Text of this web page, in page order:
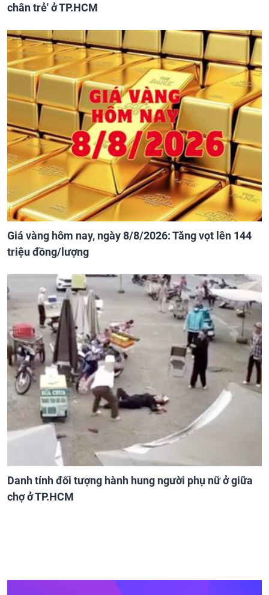
chân trẻ' ở TP.HCM
Giá vàng hôm nay, ngày 8/8/2026: Tăng vọt lên 144
triệu đồng/lượng
Danh tính đối tượng hành hung người phụ nữ ở giữa
chợ ở TP.HCM